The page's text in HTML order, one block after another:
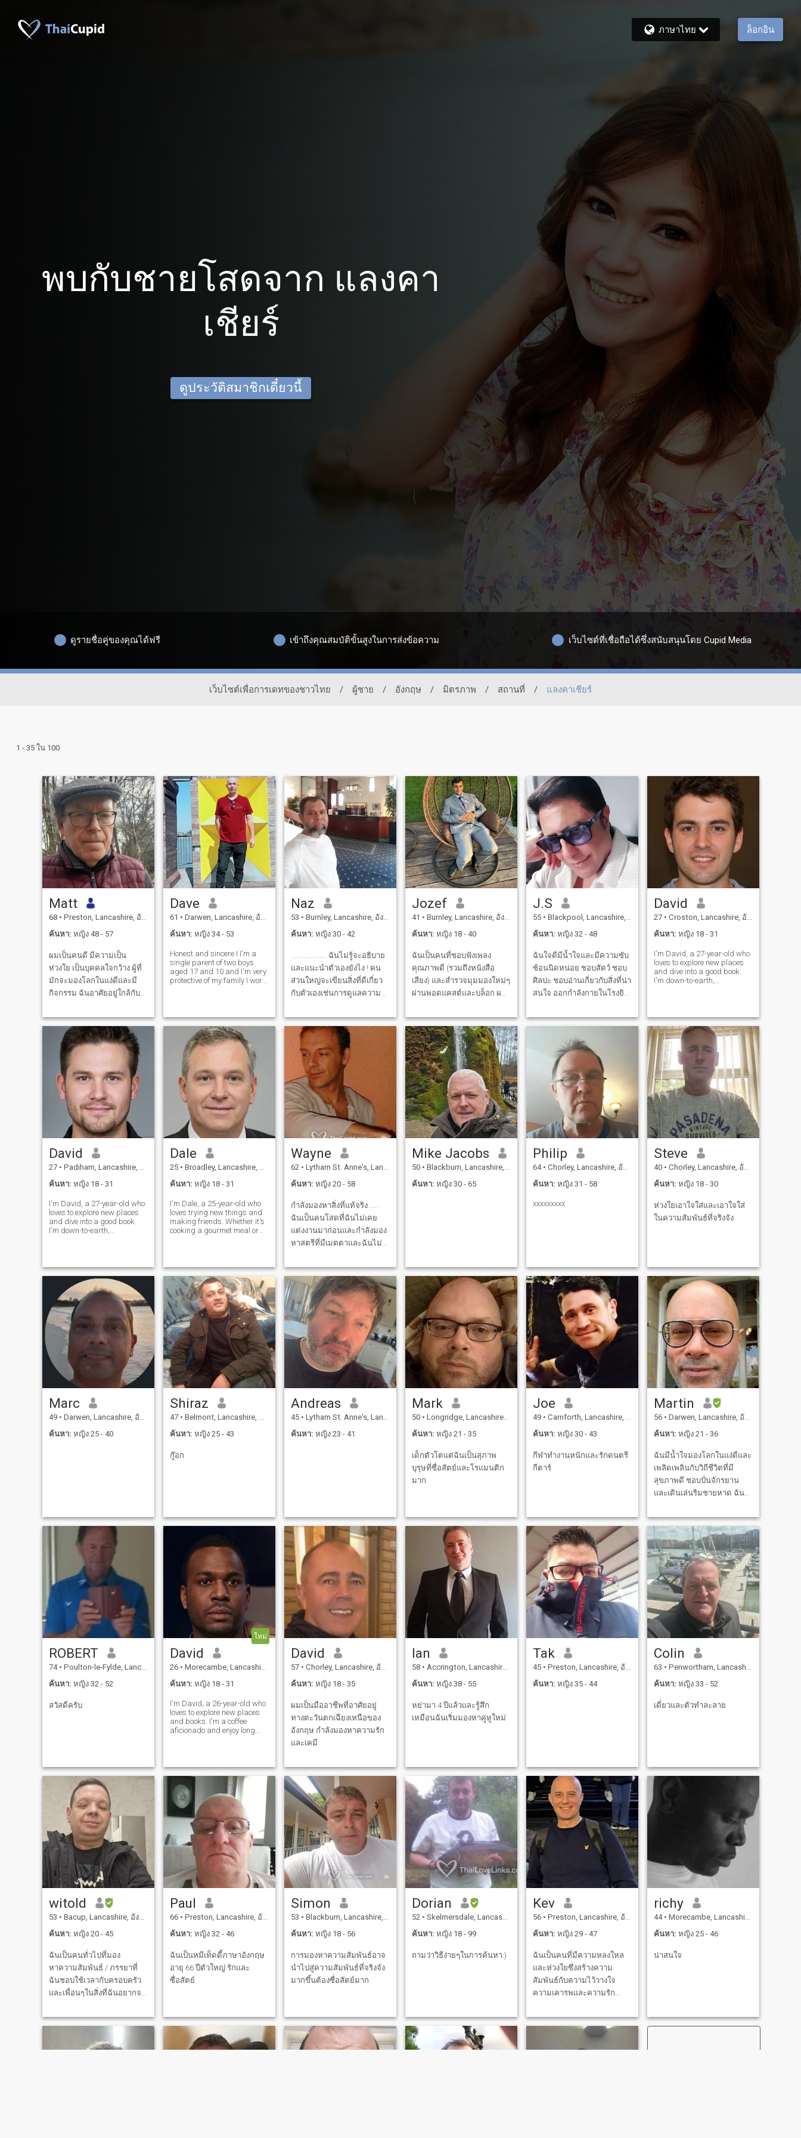
ภาษาไทย ล็อกอิน
พบกับชายโสดจาก แลงคา
เชียร์
ดูประวัติสมาชิกเดี๋ยวนี้
ดูรายชื่อคู่ของคุณได้ฟรี เข้าถึงคุณสมบัติขั้นสูงในการส่งข้อความ เว็บไซต์ที่เชื่อถือได้ซึ่งสนับสนุนโดย Cupid Media
เว็บไซต์เพื่อการเดทของชาวไทย / ผู้ชาย / อังกฤษ / มิตรภาพ / สถานที่ / แลงคาเชียร์
1 - 35 ใน 100
Matt
68 • Preston, Lancashire, อังกฤษ
ค้นหา: หญิง 48 - 57
ผมเป็นคนดี มีความเป็น
ห่วงใย เป็นบุคคลใจกว้าง ผู้ที่
มักจะมองโลกในแง่ดีและมี
กิจกรรม ฉันอาศัยอยู่ใกล้กับ
วันที่ออกเดินทางและวันหยุด
ฉันต้องการที่จะใช้เวลาที่
เหลือของชีวิตของฉัน กับการ
ดูแลและรัก soulmate ผมเคย
ไปไทยมาก่อน และมันเป็น
สถานที่ที่น่ารัก ที่เต็มไปด้วย
คนน่ารัก
Dave
61 • Darwen, Lancashire, อังกฤษ
ค้นหา: หญิง 34 - 53
Honest and sincere I I'm a
single parent of two boys
aged 17 and 10 and I'm very
protective of my family I work
family. To Love is nothing
Naz
53 • Burnley, Lancashire, อังกฤษ
ค้นหา: หญิง 30 - 42
.................... ฉันไม่รู้จะอธิบาย
และแนะนำตัวเองยังไง ! คน
ส่วนใหญ่จะเขียนสิ่งที่ดีเกี่ยว
กับตัวเองเช่นการดูแลความ
สุภาพ, รับผิดชอบ, เป็นผู้ใหญ่,
ซื่อสัตย์, ชนิด, ดูแล, เคารพ,
ความอดทน, เป็นมิตร, ก่อตั้ง
เข้าใจโรแมนติกและตลกแต่ !
ไม่มีใครเป็นนายอำเภอทุกคน
มีข้อบกพร่องของพวกเขา ! ถ้า
คุณต้องการที่จะรู้ความจริง
และความจริงเกี่ยวกับฉันขอมี
การสนทนาที่ดีและถามฉันสิ่ง
ที่คุณต้องการที่จะรู้ว่าฉันจะ
จริงใจ ! คุณจะพบว่าเร็วพอ....
เริ่มต้นจากมิตรภาพถ้าทั้งสอง
ฝ่ายรู้จักกันดีและดีกว่านี้จริงๆ
SavenEightSixFourTwoSixSix
TwoFourFour ถ้าคุณเข้าใจมัน
ฉันเป็นคนเรียบง่ายมีความ
ห่วงใยและรักและอุทิศตนให้
และนุ่มนวลฉันไม่ต่อสู้ไม่
เถียงและไม่อารมณ์สูง ฉันเจ๋ง
จังเธอจะไม่เสียใจที่มีฉันใน
ชีวิตของเธอรู้จักฉันก่อน
ตัดสินใจฉัน + คุณไม่รู้จักฉัน
ทั้งทางร่างกายและอารมณ์
คุณจะได้รู้จักฉันดีขึ้น ! กว่าที่
จะตัดสินฉันได้อย่างง่ายดาย !
ฉันตลกซื่อสัตย์ใจดีให้เกียรติ
และฉันรู้วิธีรับมือกับ
สถานการณ์ที่ยากลำบาก
ตราบใดที่คุณให้ความร่วมมือ
โดยวิธีการ ! ไม่มีสแปมเมอร์ !
โปรด ฉันมีศักดิ์ศรีของตัวเอง
และในขณะที่ฉันพิสูจน์ให้คุณ
จะยอมรับสิ่งที่ดีและไม่ดีของ
กันและกันมากกว่าความ
สัมพันธ์ระยะยาวและจริงจัง
และจะคงอยู่ตลอดไป
Jozef
41 • Burnley, Lancashire, อังกฤษ
ค้นหา: หญิง 18 - 40
ฉันเป็นคนที่ชอบฟังเพลง
คุณภาพดี (รวมถึงหนังสือ
เสียง) และสำรวจมุมมองใหม่ๆ
ผ่านพอดแคสต์และบล็อก ผม
ร่างแต่อนาคตที่เราควรจะมุ่ง
เน้น ฉันชอบการเดินทางและ
ชาร์จไฟใหม่โดยการดูเกม
กีฬาที่ดี ฉันเข้าใจถึงความ
สำคัญของพื้นที่ส่วนตัวและ
ความสงบสุขและฉันยินดีมาก
ที่จะให้อิสระกับผู้อื่นเหมือน
กัน สำหรับฉันคู่ค้าไม่ได้เป็น
เจ้าของแต่เป็นเพื่อนที่มีคุณค่า
ในการเดินทางของชีวิต ฉัน
คล้ายกันและไม่กลัวที่จะฝัน
ถึงสิ่งที่พรุ่งนี้อาจนำมา
J.S
55 • Blackpool, Lancashire, อังกฤษ
ค้นหา: หญิง 32 - 48
ฉันใจดีมีน้ำใจและมีความซับ
ซ้อนนิดหน่อย ชอบสัตว์ ชอบ
ศิลปะ ชอบอ่านเกี่ยวกับสิ่งที่น่า
สนใจ ออกกำลังกายในโรงยิม
ชนบท ไม่มีความหมายอะไร
David
27 • Croston, Lancashire, อังกฤษ
ค้นหา: หญิง 18 - 31
I'm David, a 27-year-old who
loves to explore new places
and dive into a good book.
I'm down-to-earth,
trying out new restaurants.
I'm looking for someone who
shares
David
27 • Padiham, Lancashire, อังกฤษ
ค้นหา: หญิง 18 - 31
I'm David, a 27-year-old who
loves to explore new places
and dive into a good book.
I'm down-to-earth,
trying out new restaurants.
I'm looking for someone who
shares
Dale
25 • Broadley, Lancashire, อังกฤษ
ค้นหา: หญิง 18 - 31
I'm Dale, a 25-year-old who
loves trying new things and
making friends. Whether it's
cooking a gourmet meal or
and enjoy spending time with
people who share my
passion
Wayne
62 • Lytham St. Anne's, Lancashire, อังกฤษ
ค้นหา: หญิง 20 - 58
กำลังมองหาสิ่งที่แท้จริง .....
ฉันเป็นคนโสดที่ฉันไม่เคย
แต่งงานมาก่อนและกำลังมอง
หาสตรีที่มีเมตตาและฉันไม่
มากมายความต้องการในชีวิต
เพียงสองอย่างคือศิลปะและ
การหาผู้หญิงที่ดี ฉันอยู่ที่นี่
เพราะฉันกำลังมองหาผู้หญิงที่
มีใจเมตตาและใจดีอยู่เพื่อรัก
มิตรภาพและการแต่งงาน
Mike Jacobs
50 • Blackburn, Lancashire, อังกฤษ
ค้นหา: หญิง 30 - 65
Philip
64 • Chorley, Lancashire, อังกฤษ
ค้นหา: หญิง 31 - 58
xxxxxxxxx
Steve
40 • Chorley, Lancashire, อังกฤษ
ค้นหา: หญิง 18 - 30
ห่วงใยเอาใจใส่และเอาใจใส่
ในความสัมพันธ์ที่จริงจัง
Marc
49 • Darwen, Lancashire, อังกฤษ
ค้นหา: หญิง 25 - 40
Shiraz
47 • Belmont, Lancashire, อังกฤษ
ค้นหา: หญิง 25 - 43
กู๊อก
Andreas
45 • Lytham St. Anne's, Lancashire, อังกฤษ
ค้นหา: หญิง 23 - 41
Mark
50 • Longridge, Lancashire, อังกฤษ
ค้นหา: หญิง 21 - 35
เด็กตัวโตแต่ฉันเป็นสุภาพ
บุรุษที่ซื่อสัตย์และโรแมนติก
มาก
Joe
49 • Carnforth, Lancashire, อังกฤษ
ค้นหา: หญิง 30 - 43
กีฬาทำงานหนักและรักดนตรี
กีตาร์
Martin
56 • Darwen, Lancashire, อังกฤษ
ค้นหา: หญิง 21 - 36
ฉันมีน้ำใจมองโลกในแง่ดีและ
เพลิดเพลินกับวิถีชีวิตที่มี
สุขภาพดี ชอบปั่นจักรยาน
และเดินเล่นริมชายหาด ฉัน
และการให้คำปรึกษา
ROBERT
74 • Poulton-le-Fylde, Lancashire, อังกฤษ
ค้นหา: หญิง 32 - 52
สวัสดีครับ
ใหม่
David
26 • Morecambe, Lancashire, อังกฤษ
ค้นหา: หญิง 18 - 31
I'm David, a 26-year-old who
loves to explore new places
and books. I'm a coffee
aficionado and enjoy long
adventure and great stories.
David
57 • Chorley, Lancashire, อังกฤษ
ค้นหา: หญิง 18 - 35
ผมเป็นมืออาชีพที่อาศัยอยู่
ทางตะวันตกเฉียงเหนือของ
อังกฤษ กําลังมองหาความรัก
และเคมี
Ian
58 • Accrington, Lancashire, อังกฤษ
ค้นหา: หญิง 38 - 55
หย่ามา 4 ปีแล้วและรู้สึก
เหมือนฉันเริ่มมองหาคู่หูใหม่
Tak
45 • Preston, Lancashire, อังกฤษ
ค้นหา: หญิง 35 - 44
Colin
63 • Penwortham, Lancashire, อังกฤษ
ค้นหา: หญิง 33 - 52
เดี่ยวและตัวทำละลาย
witold
53 • Bacup, Lancashire, อังกฤษ
ค้นหา: หญิง 20 - 45
ฉันเป็นคนทั่วไปที่มอง
หาความสัมพันธ์ / ภรรยาที่
ฉันชอบใช้เวลากับครอบครัว
และเพื่อนๆในสิ่งที่ฉันอยากจะ
Paul
66 • Preston, Lancashire, อังกฤษ
ค้นหา: หญิง 32 - 46
ฉันเป็นหมีเท็ดดี้ภาษาอังกฤษ
อายุ 66 ปีตัวใหญ่ รักและ
ซื่อสัตย์
Simon
53 • Blackburn, Lancashire, อังกฤษ
ค้นหา: หญิง 18 - 56
การมองหาความสัมพันธ์อาจ
นำไปสู่ความสัมพันธ์ที่จริงจัง
มากขึ้นต้องซื่อสัตย์มาก
Dorian
52 • Skelmersdale, Lancashire, อังกฤษ
ค้นหา: หญิง 18 - 99
ถามว่าวิธีง่ายๆในการค้นหา:)
Kev
56 • Preston, Lancashire, อังกฤษ
ค้นหา: หญิง 29 - 47
ฉันเป็นคนที่มีความหลงใหล
และห่วงใยซึ่งสร้างความ
สัมพันธ์กับความไว้วางใจ
ความเคารพและความรัก
ทางการหัวเราะที่ดีกับคน
พิเศษนั้นเป็นสิ่งที่ต้องทำ
richy
44 • Morecambe, Lancashire, อังกฤษ
ค้นหา: หญิง 25 - 46
น่าสนใจ